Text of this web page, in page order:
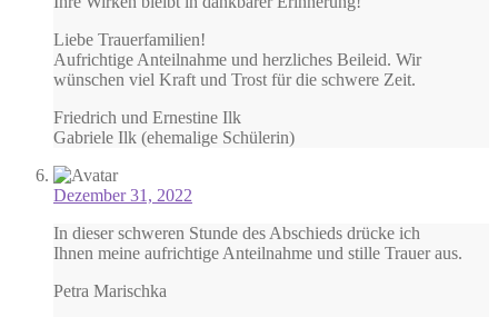
Liebe Trauerfamilien!
Aufrichtige Anteilnahme und herzliches Beileid. Wir
wünschen viel Kraft und Trost für die schwere Zeit.
Friedrich und Ernestine Ilk
Gabriele Ilk (ehemalige Schülerin)
Dezember 31, 2022
In dieser schweren Stunde des Abschieds drücke ich
Ihnen meine aufrichtige Anteilnahme und stille Trauer aus.
Petra Marischka